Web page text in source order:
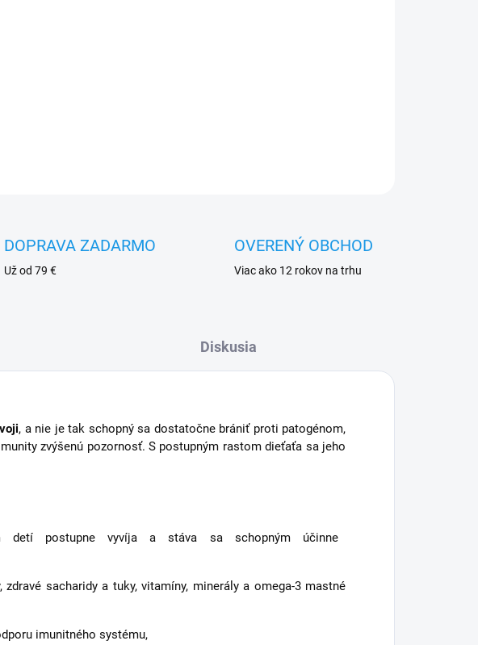
DOPRAVA ZADARMO
Už od 79 €
OVERENÝ OBCHOD
Viac ako 12 rokov na trhu
Diskusia
, a nie je tak schopný sa dostatočne brániť proti patogénom,
zvýšenú pozornosť. S postupným rastom dieťaťa sa jeho
detí postupne vyvíja a stáva sa schopným účinne
a tuky, vitamíny, minerály a omega-3 mastné
imunitného systému,